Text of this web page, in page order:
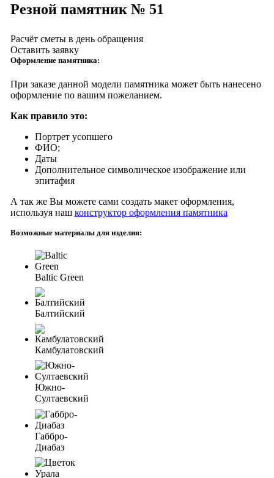
Резной памятник № 51
Расчёт сметы в день обращения
Оставить заявку
Оформление памятника:
При заказе данной модели памятника может быть нанесено
оформление по вашим пожеланием.
Как правило это:
Портрет усопшего
ФИО;
Даты
Дополнительное символическое изображение или
эпитафия
А так же Вы можете сами создать макет оформления,
используя наш конструктор оформления памятника
Возможные материалы для изделия:
Baltic Green
Балтийский
Камбулатовский
Южно-
Султаевский
Габбро-
Диабаз